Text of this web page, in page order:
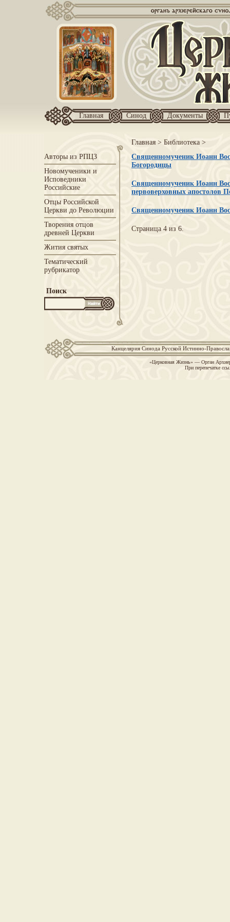
Главная Синод Документы
Главная> Библиотека >
Авторы из РПЦЗ
Новомученики и
Исповедники
Российские
Отцы Российской
Церкви до Революции
Творения отцов
древней Церкви
Жития святых
Тематический
рубрикатор
Поиск
Священномученик Иоанн
Богородицы
Священномученик Иоанн
первоверховных апостолов
Священномученик Иоанн
Страница 4 из 6.
Канцелярия Синода Русской Истинно-
«Церковная Жизнь» — Орган
При перепечатке